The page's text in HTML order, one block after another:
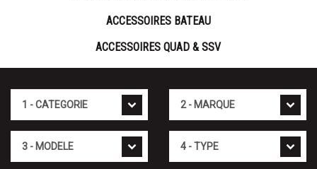
ACCESSOIRES BATEAU
ACCESSOIRES QUAD & SSV